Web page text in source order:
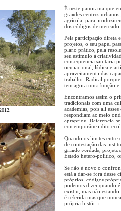
2012.
É neste panorama que
grandes centros
agrícola, para
dos códigos de mercado
Pela participação direta
projetos, o seu papel
plano prático, pela
seu estímulo à
consequência sanitária
ocupacional, lúdica e
aproveitamento das
trabalho. Radical
tem agora uma função e
Encontramos assim o
tradicionais com uma
academias, pois ali
respondiam ao meio
apropriou. Referencia-
contemporâneo dito
Quando os limites entre
de contestação das
grande verdade,
Estado hetero-político,
Se não é novo o
está a dar-se fora desse
próprios, códigos
podemos dizer quando
existiu, mas não
é referida mas que
própria história.